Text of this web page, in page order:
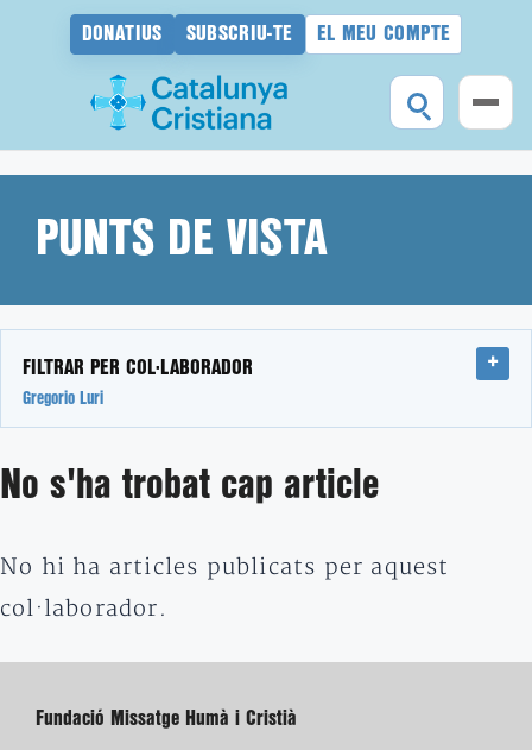
DONATIUS SUBSCRIU-TE EL MEU COMPTE
contingutPUNTS DE VISTA
FILTRAR PER COL·LABORADOR
Gregorio Luri
No s'ha trobat cap article
No hi ha articles publicats per aquest
col·laborador.
Fundació Missatge Humà i Cristià